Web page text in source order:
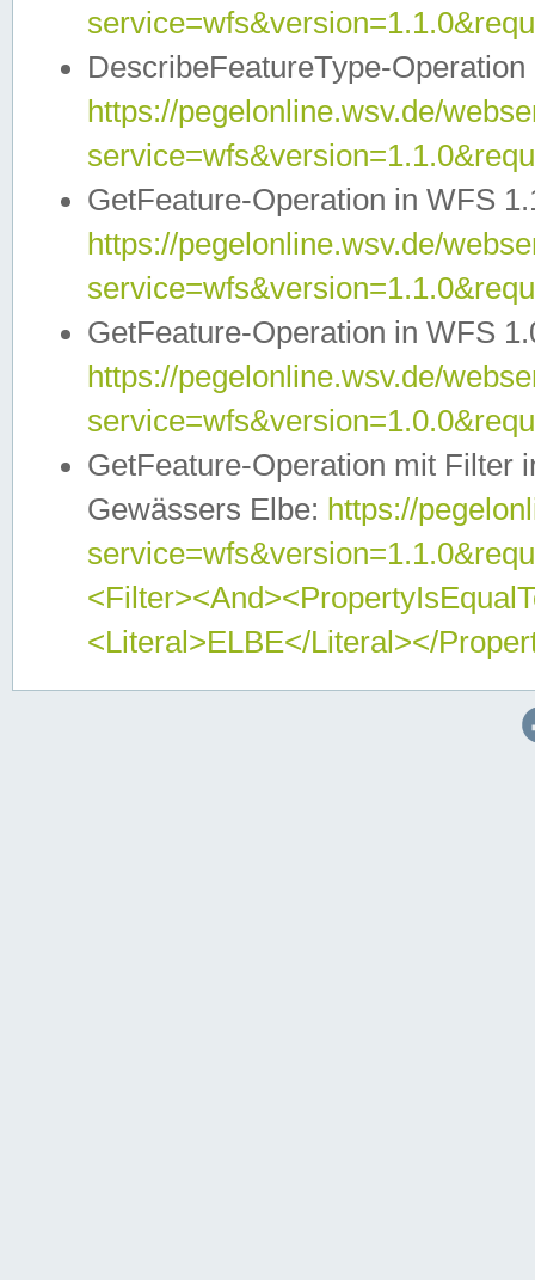
DescribeFeatureType-
https://pegelonline.wsv.de/
GetFeature-Operation in WFS
https://pegelonline.wsv.de/
GetFeature-Operation in WFS
https://pegelonline.wsv.de/
GetFeature-Operation mit Filter
Gewässers Elbe: https://
<Literal>ELBE</Literal></